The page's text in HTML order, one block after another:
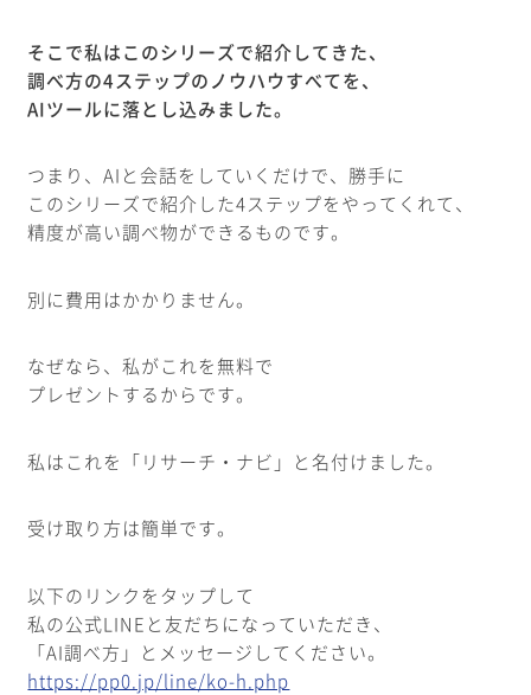
そこで私はこのシリーズで紹介してきた、
調べ方の4ステップのノウハウすべてを、
AIツールに落とし込みました。
つまり、AIと会話をしていくだけで、勝手に
このシリーズで紹介した4ステップをやってくれて、
精度が高い調べ物ができるものです。
別に費用はかかりません。
なぜなら、私がこれを無料で
プレゼントするからです。
私はこれを「リサーチ・ナビ」と名付けました。
受け取り方は簡単です。
以下のリンクをタップして
私の公式LINEと友だちになっていただき、
「AI調べ方」とメッセージしてください。
https://pp0.jp/line/ko-h.php